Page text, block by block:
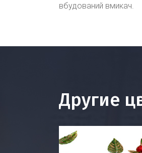
вбудований вмикач.
Другие